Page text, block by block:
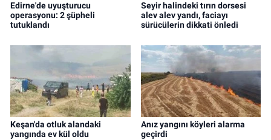
Edirne'de uyuşturucu
operasyonu: 2 şüpheli
tutuklandı
Seyir halindeki tırın dorsesi
alev alev yandı, faciayı
sürücülerin dikkati önledi
Keşan'da otluk alandaki
yangında ev kül oldu
Anız yangını köyleri alarma
geçirdi